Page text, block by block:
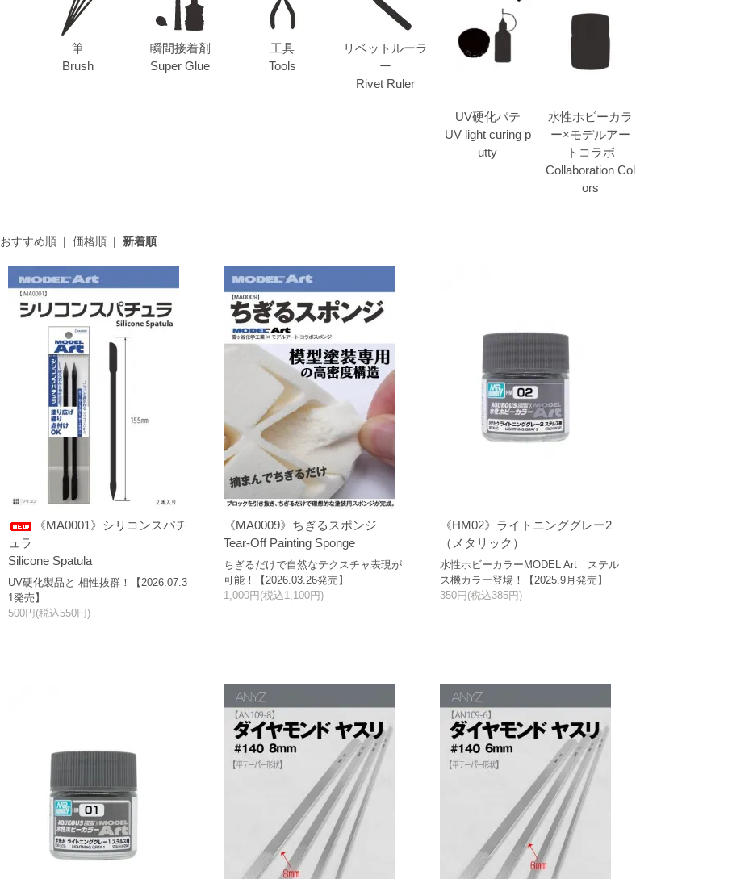
筆
Brush
瞬間接着剤
Super Glue
工具
Tools
リベットルーラ
ー
Rivet Ruler
UV硬化パテ
UV light curing p
utty
水性ホビーカラ
ー×モデルアー
トコラボ
Collaboration Col
ors
おすすめ順| 価格順| 新着順
《MA0001》シリコンスパチ
ュラ
Silicone Spatula
UV硬化製品と 相性抜群！【2026.07.3
1発売】
500円(税込550円)
《MA0009》ちぎるスポンジ
Tear-Off Painting Sponge
ちぎるだけで自然なテクスチャ表現が
可能！【2026.03.26発売】
1,000円(税込1,100円)
《HM02》ライトニンググレー2
（メタリック）
水性ホビーカラーMODEL Art ステル
ス機カラー登場！【2025.9月発売】
350円(税込385円)